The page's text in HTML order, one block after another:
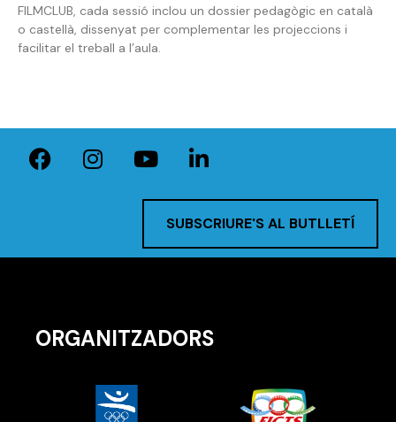
FILMCLUB, cada sessió inclou un dossier pedagògic en català
o castellà, dissenyat per complementar les projeccions i
facilitar el treball a l’aula.
SUBSCRIURE'S AL BUTLLETÍ
ORGANITZADORS